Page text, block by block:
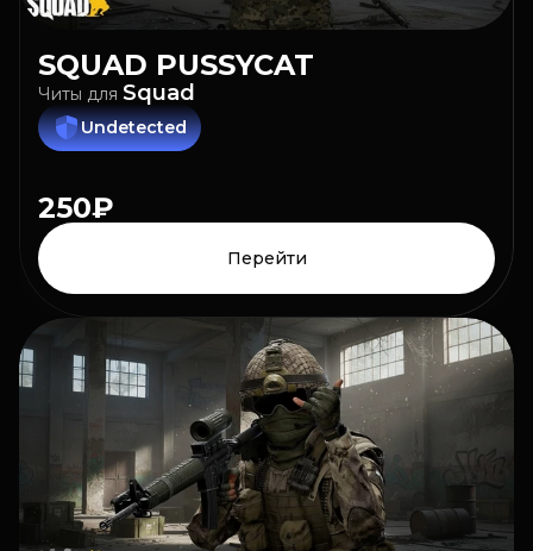
SQUAD PUSSYCAT
Читы для Squad
Undetected
250₽
Перейти